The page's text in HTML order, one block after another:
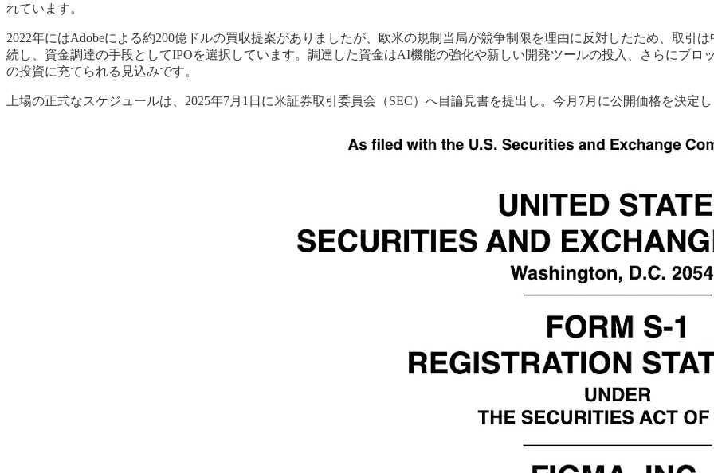
れています。
2022年にはAdobeによる約200億ドルの買収提案がありましたが、欧米の規制当局が競争制限を理由に反対したため、取引
続し、資金調達の手段としてIPOを選択しています。調達した資金はAI機能の強化や新しい開発ツールの投入、さらにブ
の投資に充てられる見込みです。
上場の正式なスケジュールは、2025年7月1日に米証券取引委員会（SEC）へ目論見書を提出し。今月7月に公開価格を決定